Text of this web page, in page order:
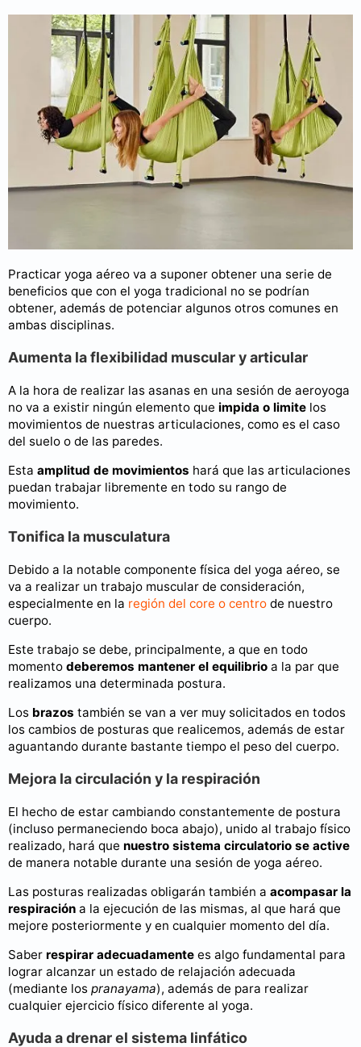
Practicar yoga aéreo va a suponer obtener una serie de
beneficios que con el yoga tradicional no se podrían
obtener, además de potenciar algunos otros comunes en
ambas disciplinas.
Aumenta la flexibilidad muscular y articular
A la hora de realizar las asanas en una sesión de aeroyoga
no va a existir ningún elemento que impida o limite los
movimientos de nuestras articulaciones, como es el caso
del suelo o de las paredes.
Esta amplitud de movimientos hará que las articulaciones
puedan trabajar libremente en todo su rango de
movimiento.
Tonifica la musculatura
Debido a la notable componente física del yoga aéreo, se
va a realizar un trabajo muscular de consideración,
especialmente en la región del core o centro de nuestro
cuerpo.
Este trabajo se debe, principalmente, a que en todo
momento deberemos mantener el equilibrio a la par que
realizamos una determinada postura.
Los brazos también se van a ver muy solicitados en todos
los cambios de posturas que realicemos, además de estar
aguantando durante bastante tiempo el peso del cuerpo.
Mejora la circulación y la respiración
El hecho de estar cambiando constantemente de postura
(incluso permaneciendo boca abajo), unido al trabajo físico
realizado, hará que nuestro sistema circulatorio se active
de manera notable durante una sesión de yoga aéreo.
Las posturas realizadas obligarán también a acompasar la
respiración a la ejecución de las mismas, al que hará que
mejore posteriormente y en cualquier momento del día.
Saber respirar adecuadamente es algo fundamental para
lograr alcanzar un estado de relajación adecuada
(mediante los pranayama), además de para realizar
cualquier ejercicio físico diferente al yoga.
Ayuda a drenar el sistema linfático